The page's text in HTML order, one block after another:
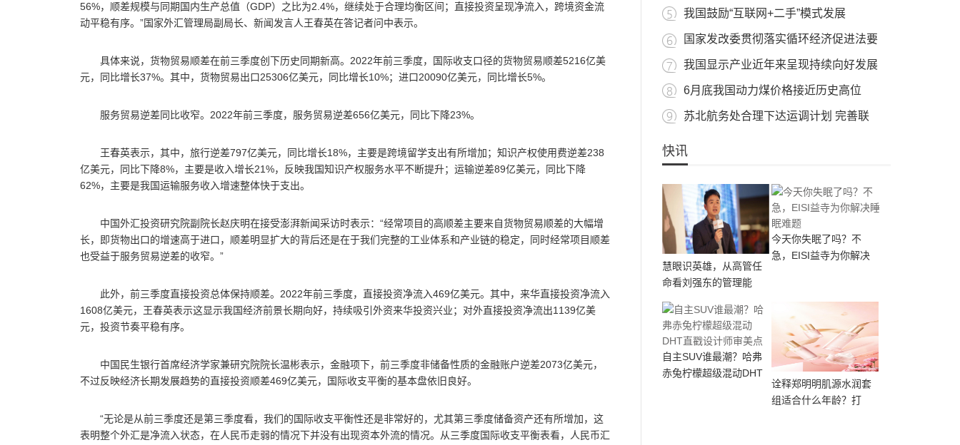
56%，顺差规模与同期国内生产总值（GDP）之比为2.4%，继续处于合理均衡区间；直接投资呈现净流入，跨境资金流
动平稳有序。”国家外汇管理局副局长、新闻发言人王春英在答记者问中表示。
具体来说，货物贸易顺差在前三季度创下历史同期新高。2022年前三季度，国际收支口径的货物贸易顺差5216亿美
元，同比增长37%。其中，货物贸易出口25306亿美元，同比增长10%；进口20090亿美元，同比增长5%。
服务贸易逆差同比收窄。2022年前三季度，服务贸易逆差656亿美元，同比下降23%。
王春英表示，其中，旅行逆差797亿美元，同比增长18%，主要是跨境留学支出有所增加；知识产权使用费逆差238
亿美元，同比下降8%，主要是收入增长21%，反映我国知识产权服务水平不断提升；运输逆差89亿美元，同比下降
62%，主要是我国运输服务收入增速整体快于支出。
中国外汇投资研究院副院长赵庆明在接受澎湃新闻采访时表示：“经常项目的高顺差主要来自货物贸易顺差的大幅增
长，即货物出口的增速高于进口，顺差明显扩大的背后还是在于我们完整的工业体系和产业链的稳定，同时经常项目顺差
也受益于服务贸易逆差的收窄。”
此外，前三季度直接投资总体保持顺差。2022年前三季度，直接投资净流入469亿美元。其中，来华直接投资净流入
1608亿美元，王春英表示这显示我国经济前景长期向好，持续吸引外资来华投资兴业；对外直接投资净流出1139亿美
元，投资节奏平稳有序。
中国民生银行首席经济学家兼研究院院长温彬表示，金融项下，前三季度非储备性质的金融账户逆差2073亿美元，
不过反映经济长期发展趋势的直接投资顺差469亿美元，国际收支平衡的基本盘依旧良好。
“无论是从前三季度还是第三季度看，我们的国际收支平衡性还是非常好的，尤其第三季度储备资产还有所增加，这
表明整个外汇是净流入状态，在人民币走弱的情况下并没有出现资本外流的情况。从三季度国际收支平衡表看，人民币汇
我国鼓励“互联网+二手”模式发展
国家发改委贯彻落实循环经济促进法要
我国显示产业近年来呈现持续向好发展
6月底我国动力煤价格接近历史高位
苏北航务处合理下达运调计划 完善联
快讯
慧眼识英雄，从高管任
命看刘强东的管理能
今天你失眠了吗？不
急，EISI益寺为你解决
自主SUV谁最潮？哈弗
赤兔柠檬超级混动DHT
诠释郑明明肌源水润套
组适合什么年龄？打